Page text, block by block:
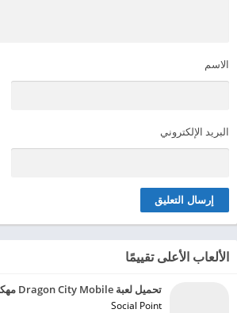
الاسم
البريد الإلكتروني
الألعاب الأعلى تقييمًا
تحميل لعبة Dragon City Mobile مهكرة للاندرويد 2024
Social Point‏